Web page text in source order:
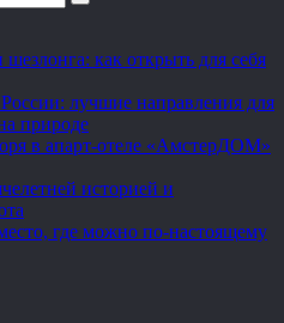
как открыть для себя
лучшие направления для
природе
в апарт-отеле «АмстерДОМ»
историей и
где можно по-настоящему